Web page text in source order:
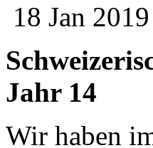
18 Jan
Jahr 14
Wir haben